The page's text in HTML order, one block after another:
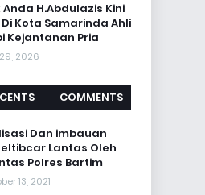
Anda H.Abdulazis Kini
Kota Samarinda Ahli
Kejantanan Pria
2026
COMMENTS
Dan imbauan
Lantas Oleh
Polres Bartim
13, 2021